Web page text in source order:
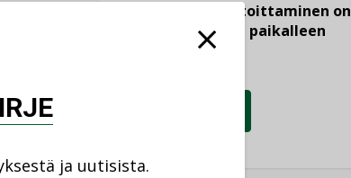
Vesi- ja viemärimitoittaminen on
jämähtänyt ajassa paikalleen
ja uutisista.